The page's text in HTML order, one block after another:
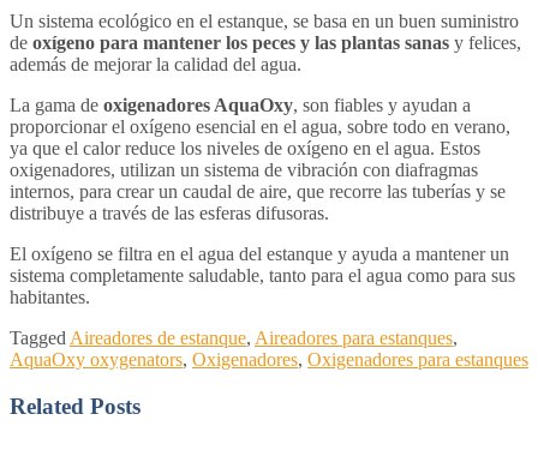
Un sistema ecológico en el estanque, se basa en un buen suministro
de oxígeno para mantener los peces y las plantas sanas y felices,
además de mejorar la calidad del agua.
La gama de oxigenadores AquaOxy, son fiables y ayudan a
proporcionar el oxígeno esencial en el agua, sobre todo en verano,
ya que el calor reduce los niveles de oxígeno en el agua. Estos
oxigenadores, utilizan un sistema de vibración con diafragmas
internos, para crear un caudal de aire, que recorre las tuberías y se
distribuye a través de las esferas difusoras.
El oxígeno se filtra en el agua del estanque y ayuda a mantener un
sistema completamente saludable, tanto para el agua como para sus
habitantes.
Tagged Aireadores de estanque, Aireadores para estanques,
AquaOxy oxygenators, Oxigenadores, Oxigenadores para estanques
Related Posts